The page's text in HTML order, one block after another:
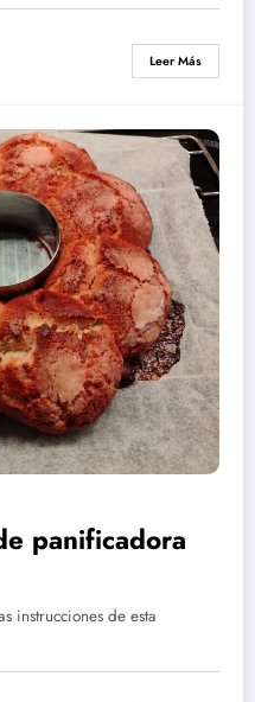
Leer Más
panificadora
instrucciones de esta